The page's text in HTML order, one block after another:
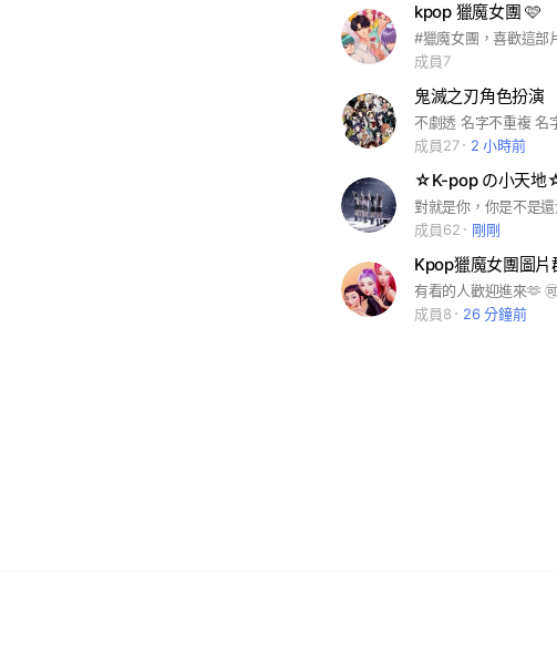
kpop 獵魔女團 🩷
#獵魔女團，喜歡這部
成員7
鬼滅之刃角色扮演
成員27
2 小時前
☆K-pop の小天地
成員62
剛剛
Kpop獵魔女團圖片
成員8
26 分鐘前